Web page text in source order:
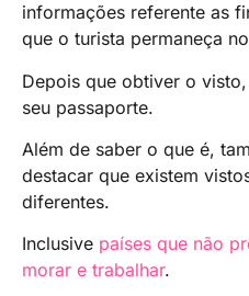
informações referente as
que o turista permaneça
Depois que obtiver o
seu passaporte.
Além de saber o que é,
destacar que existem
diferentes.
Inclusive países que não
morar e trabalhar.